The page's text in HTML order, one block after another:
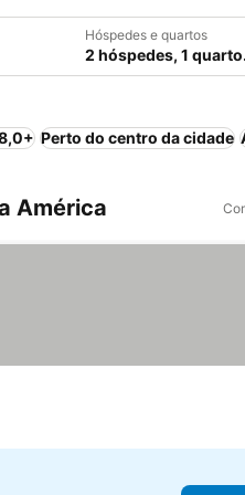
Hóspedes e quartos
2 hóspedes, 1 quarto.
Perto do centro da cidade
América